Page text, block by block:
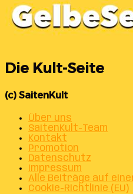
Die Kult-Seite
(c) SaitenKult
Über uns
SaitenKult-Team
Kontakt
Promotion
Datenschutz
Impressum
Alle Beiträge auf
Cookie-Richtlinie (EU)